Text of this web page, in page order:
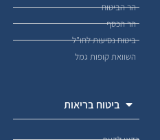
הר הביטוח
הר הכסף
ביטוח נסיעות לחו"ל
השוואת קופות גמל
ביטוח בריאות